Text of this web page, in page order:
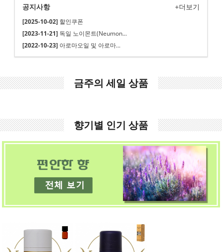
공지사항
+더보기
[2025-10-02]할인쿠폰
[2023-11-21]독일 노이몬트(Neumon...
[2022-10-23]아로마오일 및 아로마...
금주의 세일 상품
향기별 인기 상품